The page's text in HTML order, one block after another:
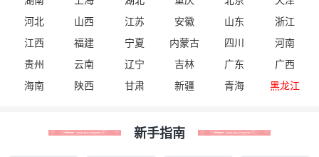
河北
山西 江苏 安徽 山东
浙江
江西
福建 宁夏 内蒙古 四川
河南
贵州
云南 辽宁 吉林 广东
广西
海南
陕西 甘肃 新疆 青海 黑龙江
新手指南